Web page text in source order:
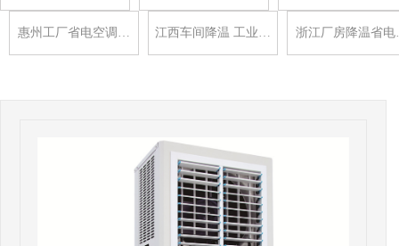
惠州工厂省电空调… 江西车间降温 工业… 浙江厂房降温省